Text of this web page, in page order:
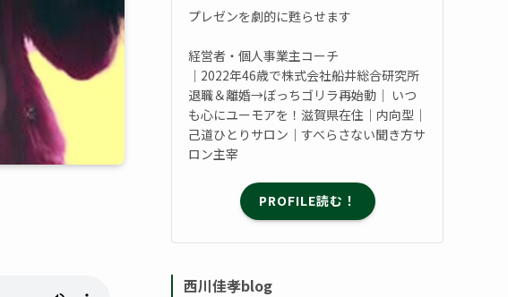
プレゼンを劇的に甦らせます
経営者・個人事業主コーチ
｜2022年46歳で株式会社船井総合研究所
退職＆離婚→ぼっちゴリラ再始動｜ いつ
も心にユーモアを！滋賀県在住｜内向型｜
己道ひとりサロン｜すべらさない聞き方サ
ロン主宰
PROFILE読む！
西川佳孝blog